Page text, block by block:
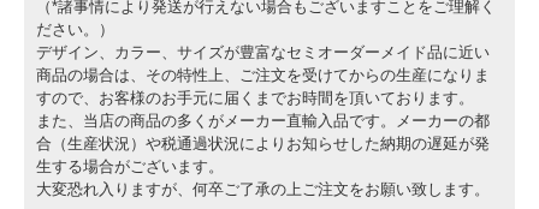
（*諸事情により発送が行えない場合もございますことをご理解く
ださい。）
デザイン、カラー、サイズが豊富なセミオーダーメイド品に近い
商品の場合は、その特性上、ご注文を受けてからの生産になりま
すので、お客様のお手元に届くまでお時間を頂いております。
また、当店の商品の多くがメーカー直輸入品です。メーカーの都
合（生産状況）や税通過状況によりお知らせした納期の遅延が発
生する場合がございます。
大変恐れ入りますが、何卒ご了承の上ご注文をお願い致します。